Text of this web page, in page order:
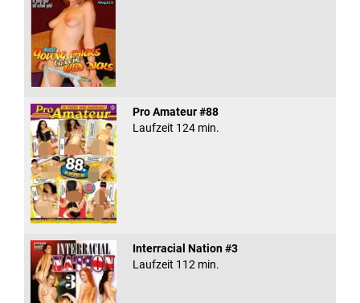
Pro Amateur #88
Laufzeit 124 min.
Interracial Nation #3
Laufzeit 112 min.